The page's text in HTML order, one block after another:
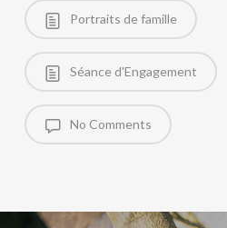
Portraits de famille
Séance d'Engagement
No Comments